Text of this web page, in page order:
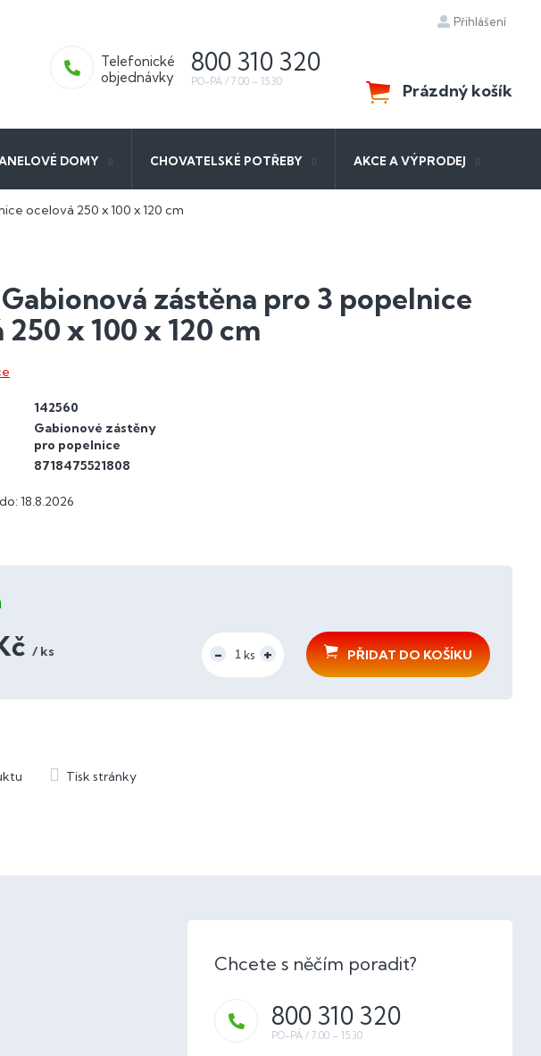
Přihlášení
800 310 320
NÁKUPNÍ
KOŠÍK
Prázdný košík
DOMY CHOVATELSKÉ POTŘEBY AKCE A VÝPRODEJ
ocelová 250 x 100 x 120 cm
zástěna pro 3 popelnice
x 100 x 120 cm
18.8.2026
/ ks
PŘIDAT DO KOŠÍKU
142560
Gabionové zástěny
pro popelnice
8718475521808
800 310 320